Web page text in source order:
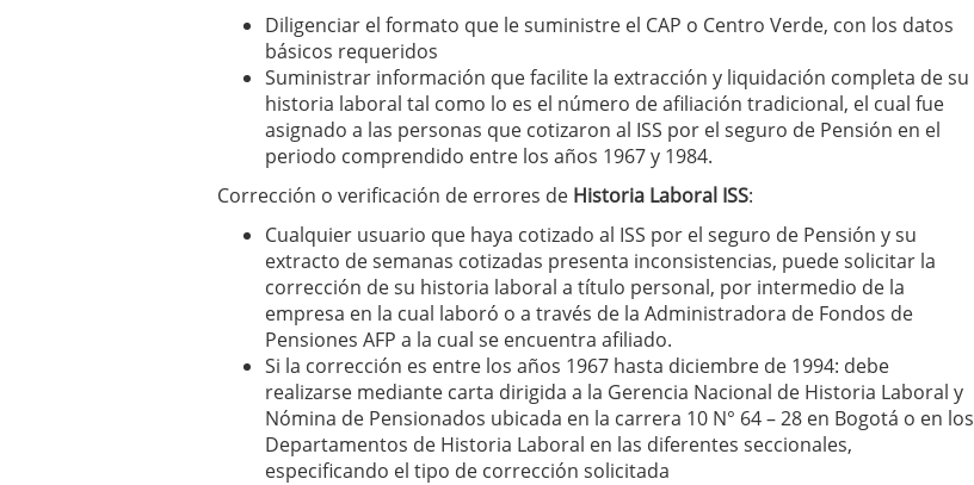
Diligenciar el formato que le suministre el CAP o Centro Verde, con los datos
básicos requeridos
Suministrar información que facilite la extracción y liquidación completa de su
historia laboral tal como lo es el número de afiliación tradicional, el cual fue
asignado a las personas que cotizaron al ISS por el seguro de Pensión en el
periodo comprendido entre los años 1967 y 1984.
Corrección o verificación de errores de Historia Laboral ISS:
Cualquier usuario que haya cotizado al ISS por el seguro de Pensión y su
extracto de semanas cotizadas presenta inconsistencias, puede solicitar la
corrección de su historia laboral a título personal, por intermedio de la
empresa en la cual laboró o a través de la Administradora de Fondos de
Pensiones AFP a la cual se encuentra afiliado.
Si la corrección es entre los años 1967 hasta diciembre de 1994: debe
realizarse mediante carta dirigida a la Gerencia Nacional de Historia Laboral y
Nómina de Pensionados ubicada en la carrera 10 N° 64 – 28 en Bogotá o en los
Departamentos de Historia Laboral en las diferentes seccionales,
especificando el tipo de corrección solicitada